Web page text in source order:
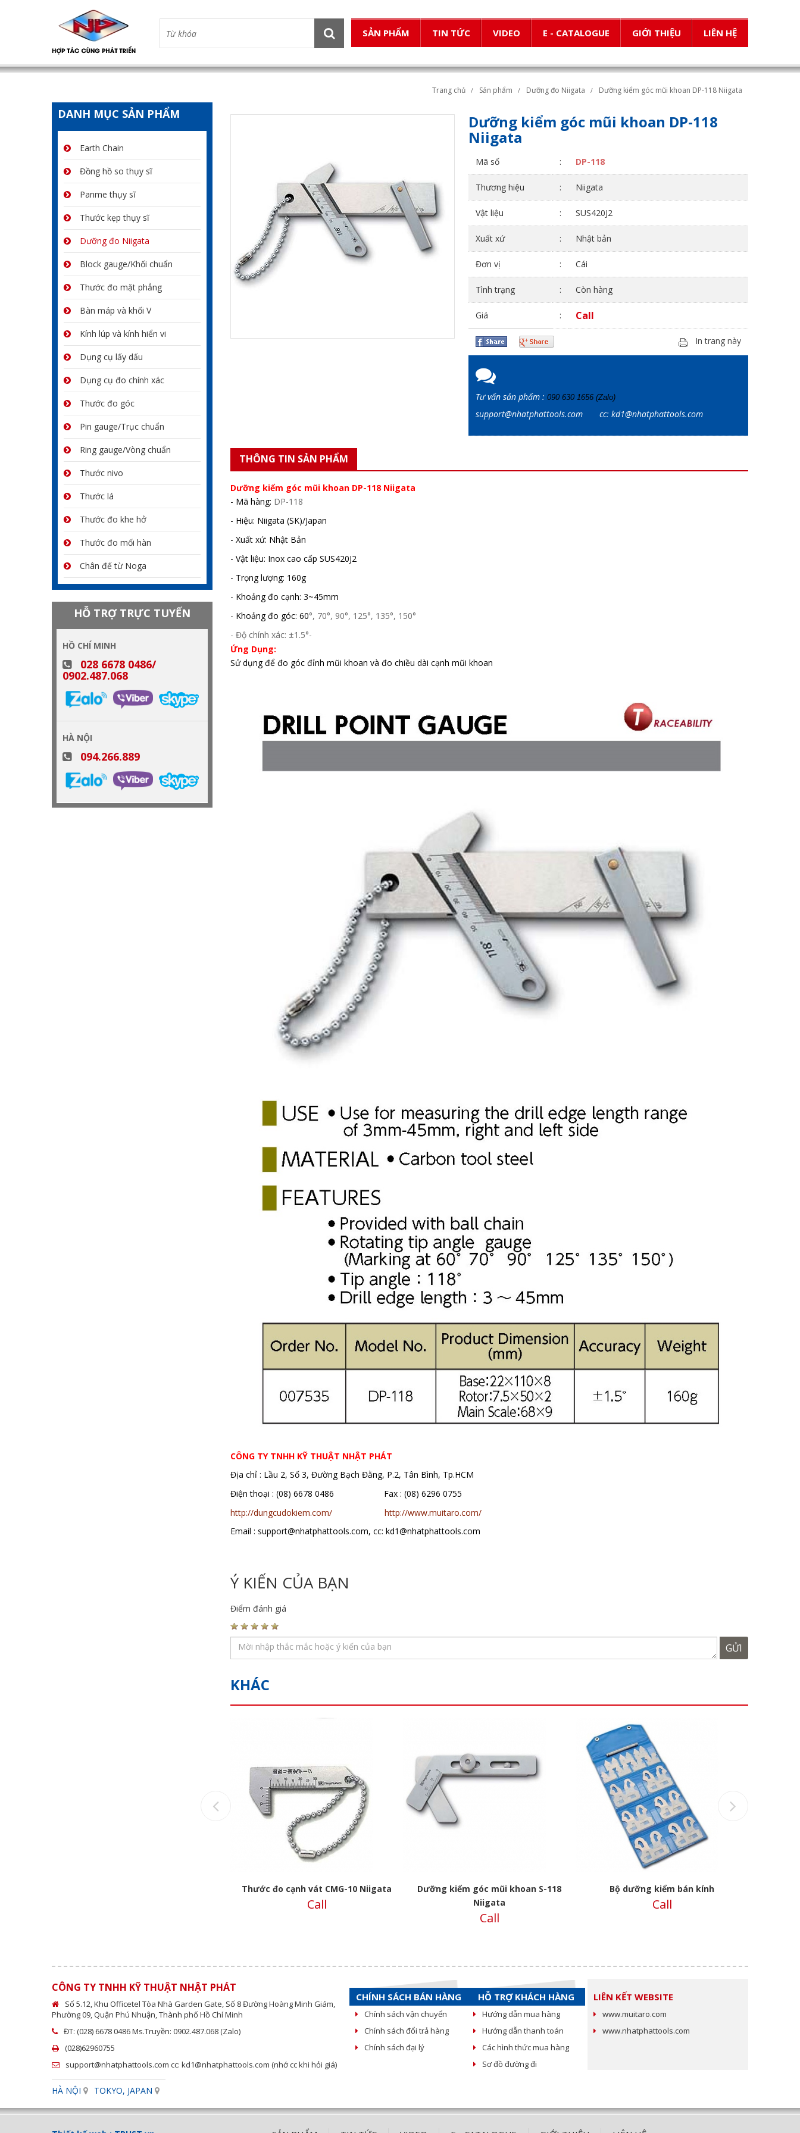
SẢN PHẨM TIN TỨC VIDEO E - CATALOGUE GIỚI THIỆU LIÊN HỆ
Trang chủ Sản phẩm Dưỡng đo Niigata Dưỡng kiểm góc mũi khoan DP-118 Niigata
Dưỡng kiểm góc mũi khoan DP-118
Niigata
Mã số : DP-118
Thương hiệu : Niigata
Vật liệu : SUS420J2
Xuất xứ : Nhật bản
Đơn vị : Cái
Tình trạng : Còn hàng
Giá : Call
In trang này
Tư vấn sản phẩm : 090 630 1656 (Zalo)
support@nhatphattools.com cc: kd1@nhatphattools.com
THÔNG TIN SẢN PHẨM
Dưỡng kiểm góc mũi khoan DP-118 Niigata
- Mã hàng: DP-118
- Hiệu: Niigata (SK)/Japan
- Xuất xứ: Nhật Bản
- Vật liệu: Inox cao cấp SUS420J2
- Trọng lượng: 160g
- Khoảng đo cạnh: 3~45mm
- Khoảng đo góc: 60°, 70°, 90°, 125°, 135°, 150°
- Độ chính xác: ±1.5°-
Ứng Dụng:
Sử dụng để đo góc đỉnh mũi khoan và đo chiều dài cạnh mũi khoan
CÔNG TY TNHH KỸ THUẬT NHẬT PHÁT
Địa chỉ : Lầu 2, Số 3, Đường Bạch Đằng, P.2, Tân Bình, Tp.HCM
Điện thoại : (08) 6678 0486 Fax : (08) 6296 0755
http://dungcudokiem.com/
http://www.muitaro.com/
Email : support@nhatphattools.com, cc: kd1@nhatphattools.com
Ý KIẾN CỦA BẠN
Điểm đánh giá
GỬI
KHÁC
Previous
Thước đo cạnh vát CMG-10 Niigata
Call
Dưỡng kiểm góc mũi khoan S-118
Niigata
Call
Bộ dưỡng kiểm bán kính
Call
Next
DANH MỤC SẢN PHẨM
Earth Chain
Đồng hồ so thụy sĩ
Panme thụy sĩ
Thước kẹp thụy sĩ
Dưỡng đo Niigata
Block gauge/Khối chuẩn
Thước đo mặt phẳng
Bàn máp và khối V
Kính lúp và kính hiển vi
Dụng cụ lấy dấu
Dụng cụ đo chính xác
Thước đo góc
Pin gauge/Trục chuẩn
Ring gauge/Vòng chuẩn
Thước nivo
Thước lá
Thước đo khe hở
Thước đo mối hàn
Chân đế từ Noga
HỖ TRỢ TRỰC TUYẾN
HỒ CHÍ MINH
028 6678 0486/
0902.487.068
HÀ NỘI
094.266.889
CÔNG TY TNHH KỸ THUẬT NHẬT PHÁT
Số 5.12, Khu Officetel Tòa Nhà Garden Gate, Số 8 Đường Hoàng Minh Giám,
Phường 09, Quận Phú Nhuận, Thành phố Hồ Chí Minh
ĐT: (028) 6678 0486 Ms.Truyền: 0902.487.068 (Zalo)
(028)62960755
support@nhatphattools.com cc: kd1@nhatphattools.com (nhớ cc khi hỏi giá)
HÀ NỘI TOKYO, JAPAN
CHÍNH SÁCH BÁN HÀNG
Chính sách vận chuyển
Chính sách đổi trả hàng
Chính sách đại lý
HỖ TRỢ KHÁCH HÀNG
Hướng dẫn mua hàng
Hướng dẫn thanh toán
Các hình thức mua hàng
Sơ đồ đường đi
LIÊN KẾT WEBSITE
www.muitaro.com
www.nhatphattools.com